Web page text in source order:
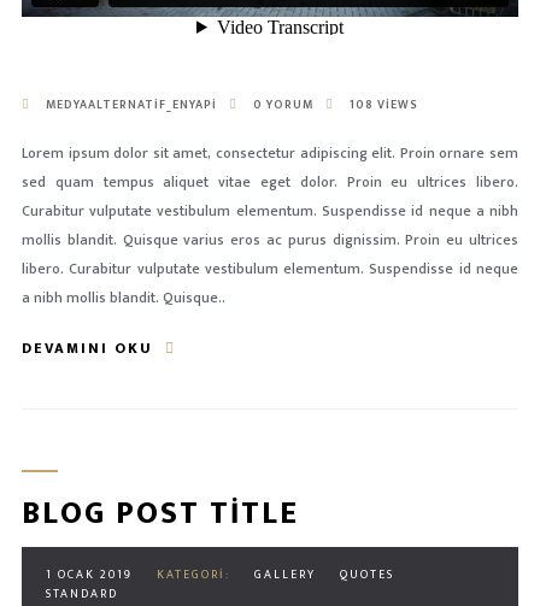
MEDYAALTERNATIF_ENYAPI 0 YORUM 108 VIEWS
Lorem ipsum dolor sit amet, consectetur adipiscing elit. Proin ornare sem
sed quam tempus aliquet vitae eget dolor. Proin eu ultrices libero.
Curabitur vulputate vestibulum elementum. Suspendisse id neque a nibh
mollis blandit. Quisque varius eros ac purus dignissim. Proin eu ultrices
libero. Curabitur vulputate vestibulum elementum. Suspendisse id neque
a nibh mollis blandit. Quisque..
DEVAMINI OKU
BLOG POST TITLE
1 OCAK 2019 KATEGORI: GALLERY
QUOTES
STANDARD